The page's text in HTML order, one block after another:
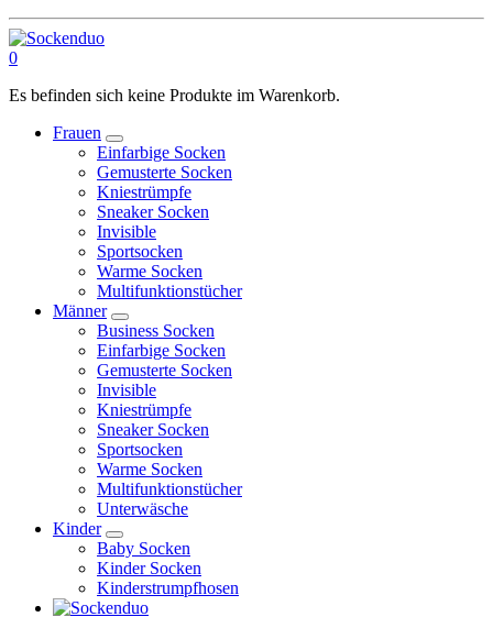
0
Es befinden sich keine Produkte im Warenkorb.
Frauen
Einfarbige Socken
Gemusterte Socken
Kniestrümpfe
Sneaker Socken
Invisible
Sportsocken
Warme Socken
Multifunktionstücher
Männer
Business Socken
Einfarbige Socken
Gemusterte Socken
Invisible
Kniestrümpfe
Sneaker Socken
Sportsocken
Warme Socken
Multifunktionstücher
Unterwäsche
Kinder
Baby Socken
Kinder Socken
Kinderstrumpfhosen